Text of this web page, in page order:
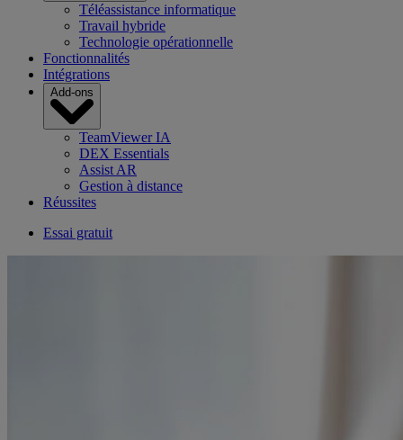
Téléassistance informatique
Travail hybride
Technologie opérationnelle
Fonctionnalités
Intégrations
Add-ons
TeamViewer IA
DEX Essentials
Assist AR
Gestion à distance
Réussites
Essai gratuit